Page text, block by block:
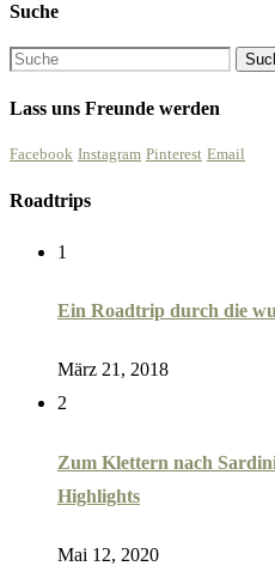
Suche
Lass uns Freunde werden
Facebook Instagram Pinterest Email
Roadtrips
1
Ein Roadtrip durch die
März 21, 2018
2
Zum Klettern nach
Highlights
Mai 12, 2020